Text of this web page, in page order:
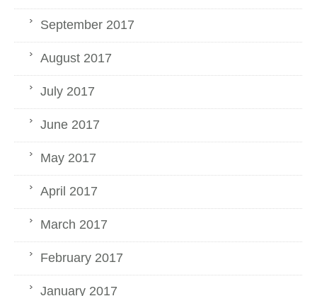
September 2017
August 2017
July 2017
June 2017
May 2017
April 2017
March 2017
February 2017
January 2017